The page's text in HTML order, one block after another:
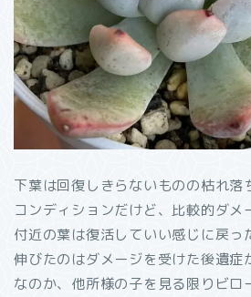
下葉は回復しきらないものの枯れ落
コンディションだけど、比較的ダメ
付近の葉は復活していい感じに戻っ
伸びたのはダメージを受けた後遺症
なのか、他所様の子を見る限りビロ